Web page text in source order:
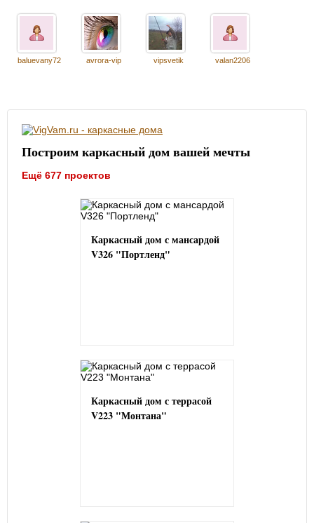
baluevany72 avrora-vip vipsvetik valan2206
Построим каркасный дом вашей мечты
Ещё 677 проектов
Каркасный дом с мансардой
V326 "Портленд"
Каркасный дом с террасой
V223 "Монтана"